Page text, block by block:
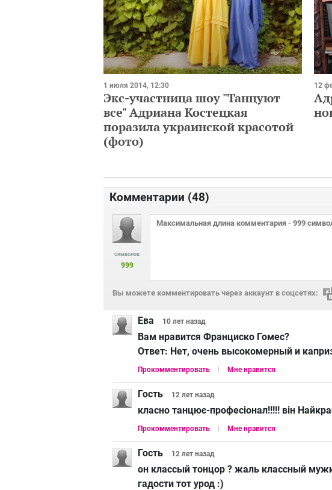
1 июля 2014, 12:30
Экс-участница шоу "Танцуют
все" Адриана Костецкая
поразила украинской красотой
(фото)
12
Комментарии (48)
символов
999
Вы можете комментировать через аккаунт в соцсетях:
Ева 10 лет назад
Вам нравится Франциско Гомес?
Ответ: Нет, очень высокомерный и
Прокомментировать Мне нравится
Гость 12 лет назад
класно танцює-професіонал!!!!! він
Прокомментировать Мне нравится
Гость 12 лет назад
он классый тонцор ? жаль классный
гадости тот урод :)